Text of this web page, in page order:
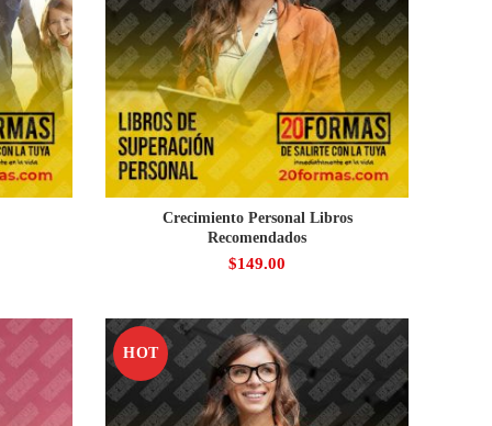
Crecimiento Personal Libros
Recomendados
$149.00
HOT